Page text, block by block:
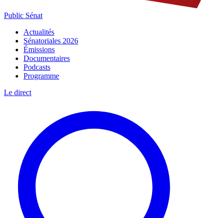
Public Sénat
Actualités
Sénatoriales 2026
Émissions
Documentaires
Podcasts
Programme
Le direct